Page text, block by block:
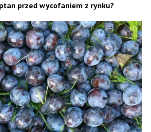
przed wycofaniem z rynku?